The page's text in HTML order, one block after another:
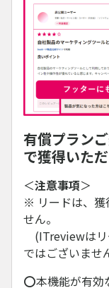
有償プラン
で獲得いただ
＜注意事項＞
※ リードは、獲
せん。
(ITreviewはリ
ではございませ
⭕本機能が有効